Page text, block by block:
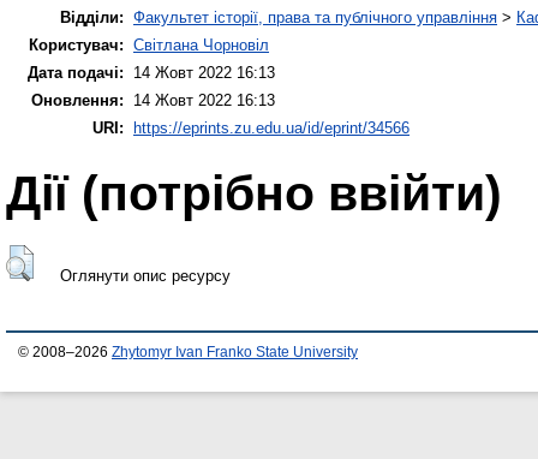
Відділи: Факультет історії, права та публічного управління >
Користувач: Світлана Чорновіл
Дата подачі:
14 Жовт 2022 16:13
Оновлення:
14 Жовт 2022 16:13
URI: https://eprints.zu.edu.ua/id/eprint/34566
Дії ​​(потрібно ввійти)
Оглянути опис ресурсу
© 2008–2026 Zhytomyr Ivan Franko State University